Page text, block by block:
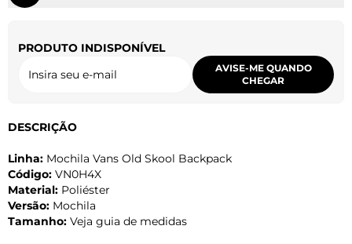
PRODUTO INDISPONÍVEL
AVISE-ME QUANDO
CHEGAR
DESCRIÇÃO
Linha: Mochila Vans Old Skool Backpack
Código: VN0H4X
Material: Poliéster
Versão: Mochila
Tamanho: Veja guia de medidas